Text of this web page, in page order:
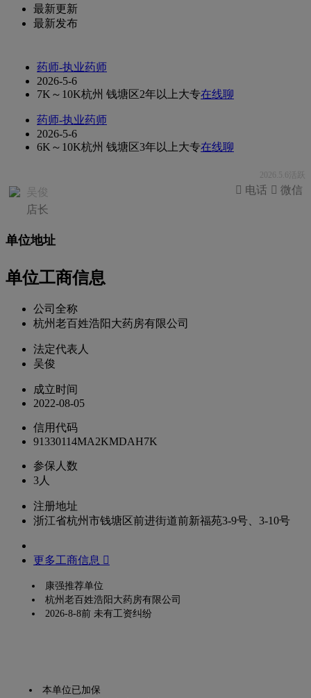
最新更新
最新发布
药师-执业药师
2026-5-6
7K～10K杭州 钱塘区2年以上大专在线聊
药师-执业药师
2026-5-6
6K～10K杭州 钱塘区3年以上大专在线聊
2026.5.6活跃
吴俊
店长
 微信
 电话
单位地址
单位工商信息
公司全称
杭州老百姓浩阳大药房有限公司
法定代表人
吴俊
成立时间
2022-08-05
信用代码
91330114MA2KMDAH7K
参保人数
3人
注册地址
浙江省杭州市钱塘区前进街道前新福苑3-9号、3-10号
更多工商信息 
康强推荐单位
杭州老百姓浩阳大药房有限公司
2026-8-8前 未有工资纠纷
本单位已加保